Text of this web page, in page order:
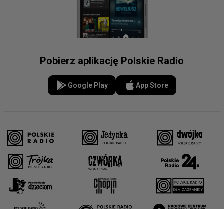
Pobierz aplikację Polskie Radio
Google Play App Store